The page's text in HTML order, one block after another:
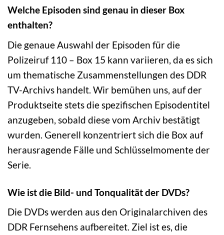
Welche Episoden sind genau in dieser Box
enthalten?
Die genaue Auswahl der Episoden für die
Polizeiruf 110 – Box 15 kann variieren, da es sich
um thematische Zusammenstellungen des DDR
TV-Archivs handelt. Wir bemühen uns, auf der
Produktseite stets die spezifischen Episodentitel
anzugeben, sobald diese vom Archiv bestätigt
wurden. Generell konzentriert sich die Box auf
herausragende Fälle und Schlüsselmomente der
Serie.
Wie ist die Bild- und Tonqualität der DVDs?
Die DVDs werden aus den Originalarchiven des
DDR Fernsehens aufbereitet. Ziel ist es, die